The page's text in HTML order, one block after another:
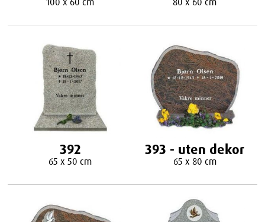
392
65 x 50 cm
393 - uten dekor
65 x 80 cm